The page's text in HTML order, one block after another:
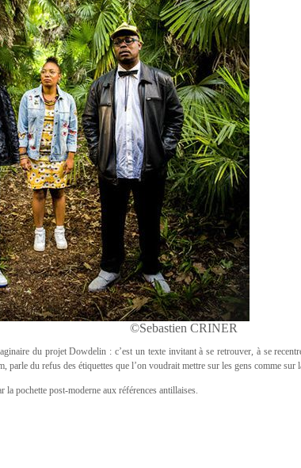
©Sebastien CRINER
du projet Dowdelin : c’est un texte invitant à se retrouver, à se
parle du refus des étiquettes que l’on voudrait mettre sur les gens comme
pochette post-moderne aux références antillaises.